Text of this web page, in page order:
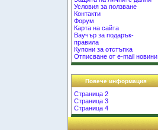
Условия за ползване
Контакти
Форум
Карта на сайта
Ваучър за подарък-
правила
Купони за отстъпка
Отписване от e-mail новини
Повече информация
Страница 2
Страница 3
Страница 4